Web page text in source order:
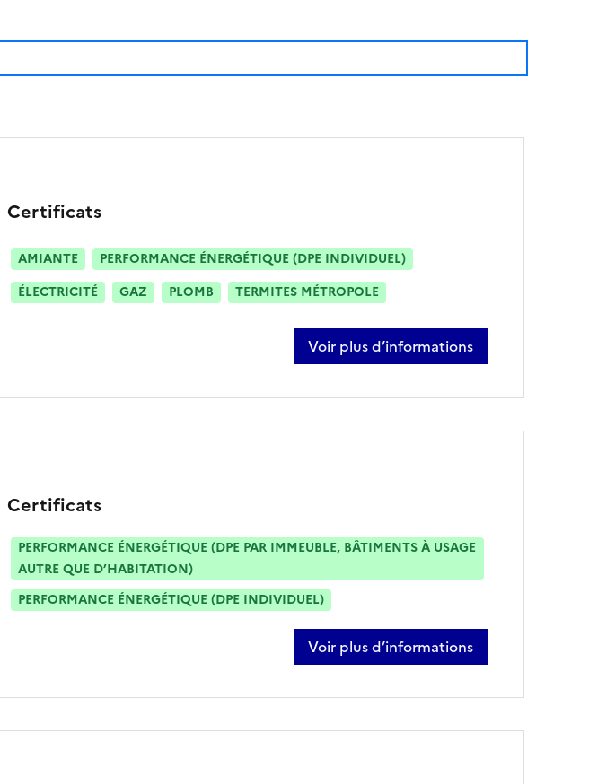
Certificats
AMIANTE
PERFORMANCE ÉNERGÉTIQUE (DPE INDIVIDUEL)
ÉLECTRICITÉ
GAZ PLOMB TERMITES MÉTROPOLE
Voir plus d’informations
sur annabelle attard
Certificats
PERFORMANCE ÉNERGÉTIQUE (DPE PAR IMMEUBLE, BÂTIMENTS À USAGE
AUTRE QUE D’HABITATION)
PERFORMANCE ÉNERGÉTIQUE (DPE INDIVIDUEL)
Voir plus d’informations
sur dorian de meira